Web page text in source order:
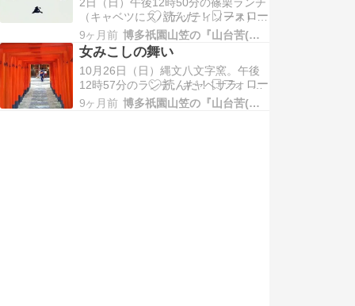
麦冶」ですな。 作陶。 名前がわか…
2日（日）午後12時50分の篠栗ランチ
（キャベツにスパゲッティソース）。
キャベスパ。 醤油さしとその蓋。 頼
まれていた小さな醤油さし。 筑前亭
鈴りん。姉御は女みこしの疲れが取れ
ず、キモサベが買ってきた寿司や茶碗
蒸しがメイン。 足りなかったので、
食後のお菓子。 3日（月）午前5時…
9ヶ月前 博多祇園山笠の『山台苦(山大工)』日記
女みこしの舞い
10月26日（日）縄文八文字窯。午後
12時57分のランチ、キャベサラ。 白
化粧土塗り。 釉薬掛け技術が向上し
てます。自覚できます。 筑前亭鈴り
9ヶ月前 博多祇園山笠の『山台苦(山大工)』日記